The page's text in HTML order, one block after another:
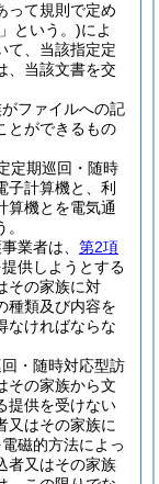
って規則で定め
という。)によ
て、当該指定定
、当該文書を交
ファイルへの記
とができるもの
定期巡回・随時
子計算機と、利
算機とを電気通
業者は、 第2項
供しようとする
その家族に対
種類及び内容を
なければならな
・随時対応型訪
その家族から文
提供を受けない
又はその家族に
磁的方法によっ
者又はその家族